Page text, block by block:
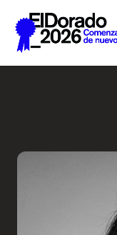
Saltar al contenido